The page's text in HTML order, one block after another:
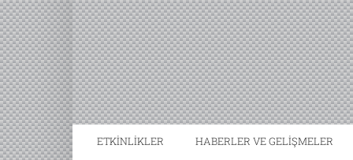
ETKİNLİKLER HABERLER VE GELİŞMELER